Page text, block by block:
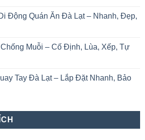
Động Quán Ăn Đà Lạt – Nhanh, Đẹp,
Muỗi – Cố Định, Lùa, Xếp, Tự
Tay Đà Lạt – Lắp Đặt Nhanh, Bảo